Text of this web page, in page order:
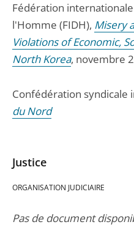
Fédération
l'Homme (FIDH), Misery
Violations of Economic,
North Korea, novembre
Confédération syndicale
du Nord
Justice
ORGANISATION JUDICIAIRE
Pas de document